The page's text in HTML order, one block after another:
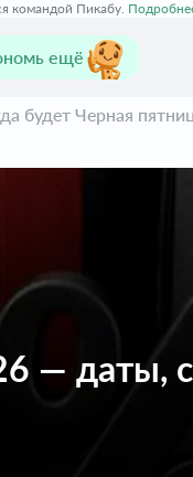
командой Пикабу.
ещё
будет Черная
— даты,